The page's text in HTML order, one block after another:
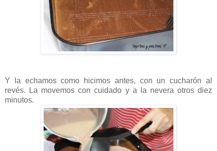
Y la echamos como hicimos antes, con un cucharón al
revés. La movemos con cuidado y a la nevera otros diez
minutos.